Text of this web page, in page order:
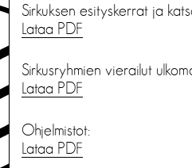
Sirkuksen esityskerrat ja
Lataa PDF
Sirkusryhmien vierailut
Lataa PDF
Ohjelmistot:
Lataa PDF